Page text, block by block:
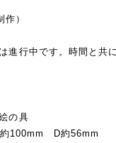
）
進行中です。時間と共
の具
100mm D約56mm